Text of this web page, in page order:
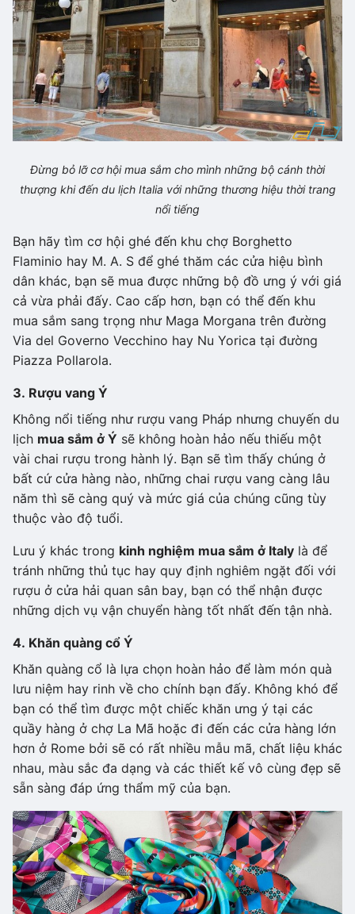
Đừng bỏ lỡ cơ hội mua sắm cho mình những bộ cánh thời
thượng khi đến du lịch Italia với những thương hiệu thời trang
nổi tiếng
Bạn hãy tìm cơ hội ghé đến khu chợ Borghetto
Flaminio hay M. A. S để ghé thăm các cửa hiệu bình
dân khác, bạn sẽ mua được những bộ đồ ưng ý với giá
cả vừa phải đấy. Cao cấp hơn, bạn có thể đến khu
mua sắm sang trọng như Maga Morgana trên đường
Via del Governo Vecchino hay Nu Yorica tại đường
Piazza Pollarola.
3. Rượu vang Ý
Không nổi tiếng như rượu vang Pháp nhưng chuyến du
lịch mua sắm ở Ý sẽ không hoàn hảo nếu thiếu một
vài chai rượu trong hành lý. Bạn sẽ tìm thấy chúng ở
bất cứ cửa hàng nào, những chai rượu vang càng lâu
năm thì sẽ càng quý và mức giá của chúng cũng tùy
thuộc vào độ tuổi.
Lưu ý khác trong kinh nghiệm mua sắm ở Italy là để
tránh những thủ tục hay quy định nghiêm ngặt đối với
rượu ở cửa hải quan sân bay, bạn có thể nhận được
những dịch vụ vận chuyển hàng tốt nhất đến tận nhà.
4. Khăn quàng cổ Ý
Khăn quàng cổ là lựa chọn hoàn hảo để làm món quà
lưu niệm hay rinh về cho chính bạn đấy. Không khó để
bạn có thể tìm được một chiếc khăn ưng ý tại các
quầy hàng ở chợ La Mã hoặc đi đến các cửa hàng lớn
hơn ở Rome bởi sẽ có rất nhiều mẫu mã, chất liệu khác
nhau, màu sắc đa dạng và các thiết kế vô cùng đẹp sẽ
sẵn sàng đáp ứng thẩm mỹ của bạn.